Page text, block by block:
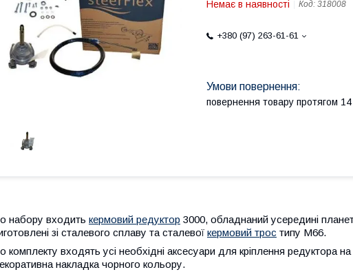
Немає в наявності Код: 318008
+380 (97) 263-61-61
повернення товару протягом 14
набору входить кермовий редуктор 3000, обладнаний усередині
зі сталевого сплаву та сталевої кермовий трос типу М66.
комплекту входять усі необхідні аксесуари для кріплення редуктора
накладка чорного кольору.